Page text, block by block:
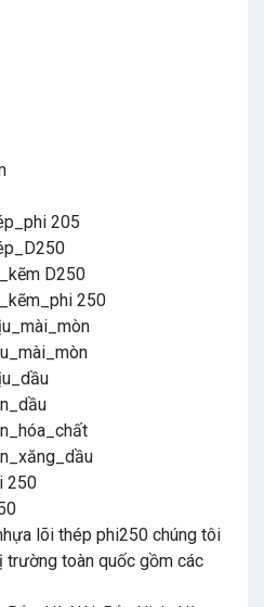
205
D250
250
250
lõi thép phi250 chúng tôi
trường toàn quốc gồm các